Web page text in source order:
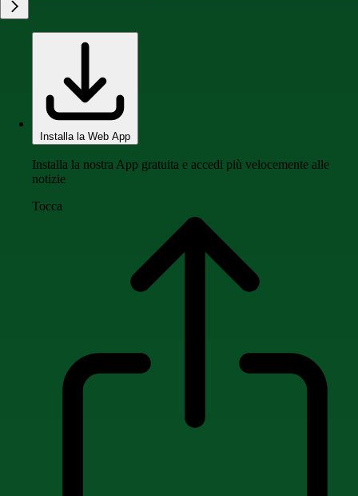
Installa la Web App
Installa la nostra App gratuita e accedi più velocemente alle
notizie
Tocca